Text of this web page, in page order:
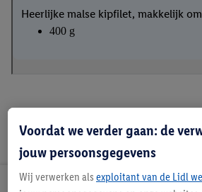
Heerlijke malse kipfilet, makkelijk
400 g
Voordat we verder gaan: de
jouw persoonsgegevens
Wij verwerken als exploitant van de Lidl